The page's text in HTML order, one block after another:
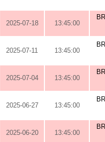
2025-07-18 13:45:00
2025-07-11 13:45:00
2025-07-04 13:45:00
2025-06-27 13:45:00
2025-06-20 13:45:00